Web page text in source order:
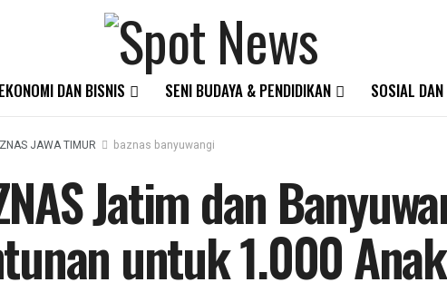
EKONOMI DAN BISNIS SENI BUDAYA & PENDIDIKAN SOSIAL
JAWA TIMUR baznas banyuwangi
Jatim dan
untuk 1.000